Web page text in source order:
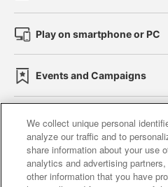
Play on smartphone or PC
Events and Campaigns
Affiliate Sustainability
Web accessibility policy
We collect unique personal
analyze our traffic and to
share information about your use
analytics and advertising
other information that you have